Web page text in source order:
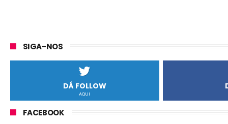
SIGA-NOS
DÁ FOLLOW
AQUI
FACEBOOK